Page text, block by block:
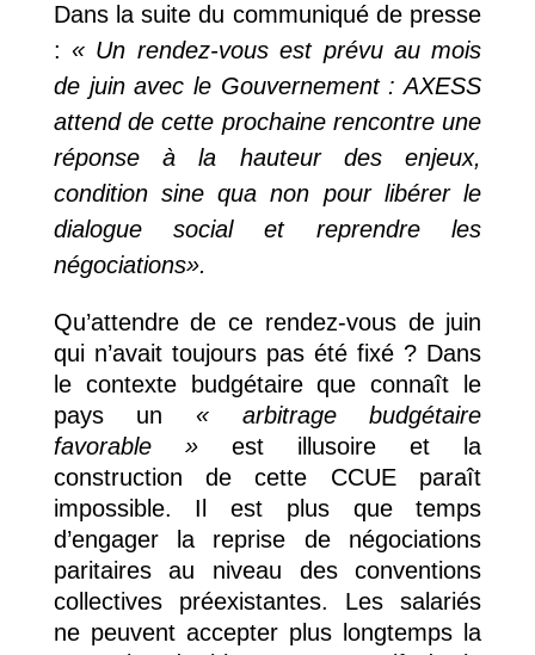
Dans la suite du communiqué de presse
:« Un rendez-vous est prévu au mois
de juin avec le Gouvernement : AXESS
attend de cette prochaine rencontre une
réponse à la hauteur des enjeux,
condition sine qua non pour libérer le
dialogue social et reprendre les
négociations».
Qu’attendre de ce rendez-vous de juin
qui n’avait toujours pas été fixé ? Dans
le contexte budgétaire que connaît le
pays un « arbitrage budgétaire
favorable »est illusoire et la
construction de cette CCUE paraît
impossible. Il est plus que temps
d’engager la reprise de négociations
paritaires au niveau des conventions
collectives préexistantes. Les salariés
ne peuvent accepter plus longtemps la